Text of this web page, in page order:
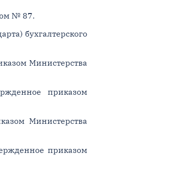
№ 87.
бухгалтерского
Министерства
приказом
Министерства
приказом